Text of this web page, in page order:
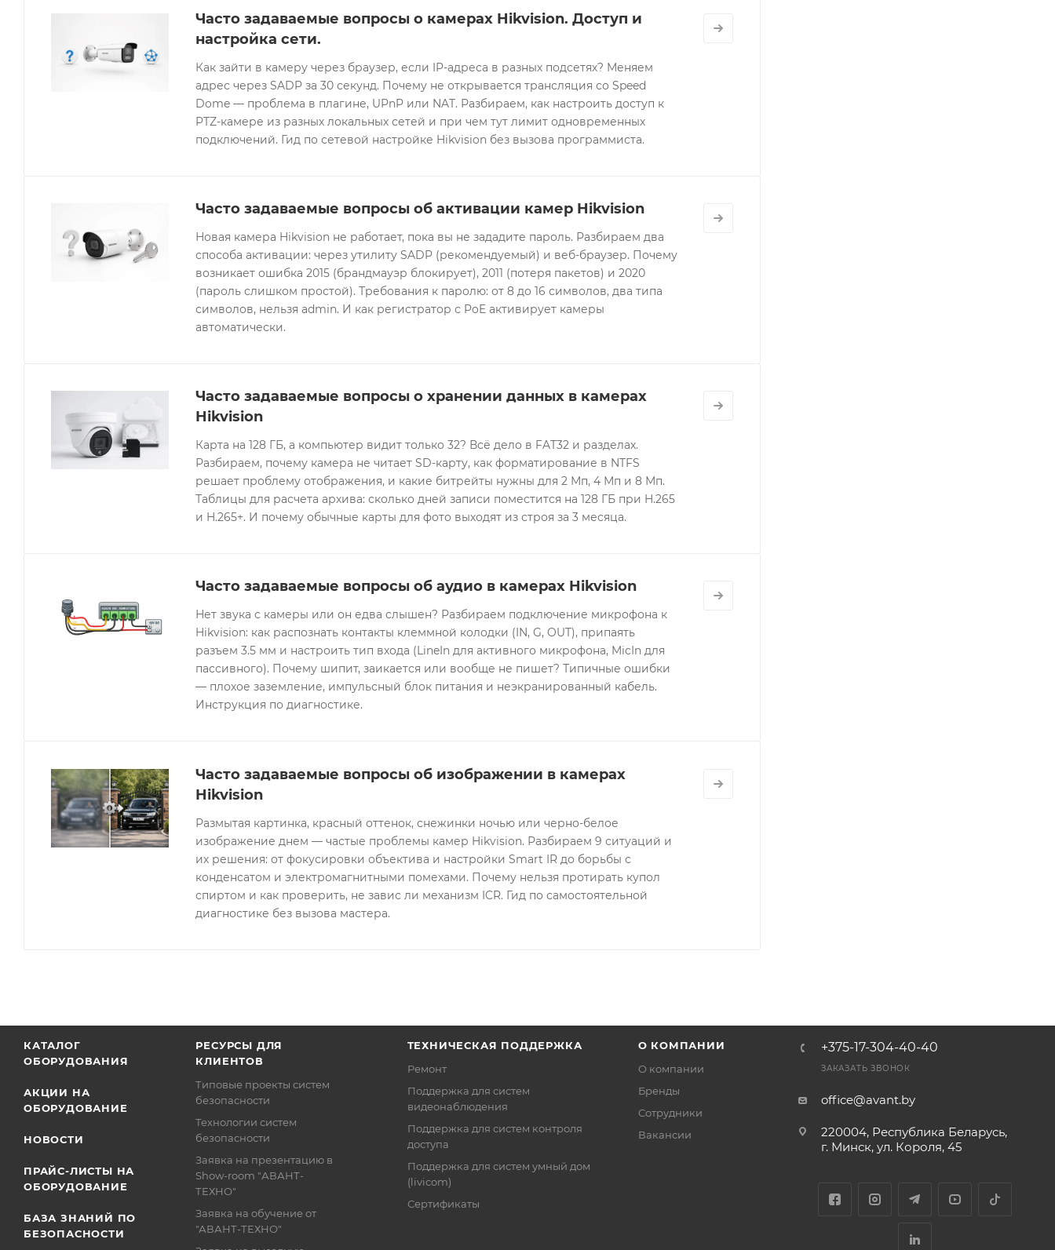
Часто задаваемые вопросы о камерах Hikvision. Доступ и
настройка сети.
Как зайти в камеру через браузер, если IP-адреса в разных подсетях? Меняем
адрес через SADP за 30 секунд. Почему не открывается трансляция со Speed
Dome — проблема в плагине, UPnP или NAT. Разбираем, как настроить доступ к
PTZ-камере из разных локальных сетей и при чем тут лимит одновременных
подключений. Гид по сетевой настройке Hikvision без вызова программиста.
Часто задаваемые вопросы об активации камер Hikvision
Новая камера Hikvision не работает, пока вы не зададите пароль. Разбираем два
способа активации: через утилиту SADP (рекомендуемый) и веб-браузер. Почему
возникает ошибка 2015 (брандмауэр блокирует), 2011 (потеря пакетов) и 2020
(пароль слишком простой). Требования к паролю: от 8 до 16 символов, два типа
символов, нельзя admin. И как регистратор с PoE активирует камеры
автоматически.
Часто задаваемые вопросы о хранении данных в камерах
Hikvision
Карта на 128 ГБ, а компьютер видит только 32? Всё дело в FAT32 и разделах.
Разбираем, почему камера не читает SD-карту, как форматирование в NTFS
решает проблему отображения, и какие битрейты нужны для 2 Мп, 4 Мп и 8 Мп.
Таблицы для расчета архива: сколько дней записи поместится на 128 ГБ при H.265
и H.265+. И почему обычные карты для фото выходят из строя за 3 месяца.
Часто задаваемые вопросы об аудио в камерах Hikvision
Нет звука с камеры или он едва слышен? Разбираем подключение микрофона к
Hikvision: как распознать контакты клеммной колодки (IN, G, OUT), припаять
разъем 3.5 мм и настроить тип входа (LineIn для активного микрофона, MicIn для
пассивного). Почему шипит, заикается или вообще не пишет? Типичные ошибки
— плохое заземление, импульсный блок питания и неэкранированный кабель.
Инструкция по диагностике.
Часто задаваемые вопросы об изображении в камерах
Hikvision
Размытая картинка, красный оттенок, снежинки ночью или черно-белое
изображение днем — частые проблемы камер Hikvision. Разбираем 9 ситуаций и
их решения: от фокусировки объектива и настройки Smart IR до борьбы с
конденсатом и электромагнитными помехами. Почему нельзя протирать купол
спиртом и как проверить, не завис ли механизм ICR. Гид по самостоятельной
диагностике без вызова мастера.
КАТАЛОГ
ОБОРУДОВАНИЯ
АКЦИИ НА
ОБОРУДОВАНИЕ
НОВОСТИ
ПРАЙС-ЛИСТЫ НА
ОБОРУДОВАНИЕ
БАЗА ЗНАНИЙ ПО
БЕЗОПАСНОСТИ
РЕСУРСЫ ДЛЯ
КЛИЕНТОВ
Типовые проекты систем
безопасности
Технологии систем
безопасности
Заявка на презентацию в
Show-room "АВАНТ-
ТЕХНО"
Заявка на обучение от
"АВАНТ-ТЕХНО"
ТЕХНИЧЕСКАЯ ПОДДЕРЖКА
Ремонт
Поддержка для систем
видеонаблюдения
Поддержка для систем контроля
доступа
Поддержка для систем умный дом
(livicom)
Сертификаты
О КОМПАНИИ
О компании
Бренды
Сотрудники
Вакансии
+375-17-304-40-40
ЗАКАЗАТЬ ЗВОНОК
office@avant.by
220004, Республика Беларусь,
г. Минск, ул. Короля, 45